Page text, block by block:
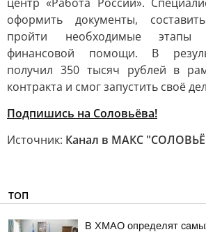
оформить документы,
пройти необходимые этапы
финансовой помощи. В
получил 350 тысяч рублей в
контракта и смог запустить своё
Подпишись на Соловьёва!
Источник: Канал в МАКС
ТОП
В ХМАО определят